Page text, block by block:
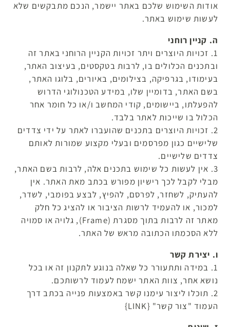
אודות השימוש שלכם באתר יישמר, הנכם מתבקשים שלא
לעשות שימוש באתר.
ה. קניין רוחני
1. זכויות היוצרים ויתר זכויות הקניין הרוחני באתר זה
ובתכנים הכלולים בו, לרבות בטקסטים, בעיצוב האתר,
בעימודו, בגרפיקה, בצילומים, באיורים, בלוגו האתר,
בשם האתר, בדומיין שלו, במידע הטכנולוגי הדרוש
להפעלתו, ביישומים, קודי המחשב ו/או כל חומר אחר
הכלול בו שייכות לאתר בלבד.
2. זכויות היוצרים בתכנים שהועברו לאתר על ידי צדדים
שלישיים כגון מפרסמים ובעלי מקצוע שמורות לאותם
צדדים שלישיים.
3. אין לעשות כל שימוש בתכנים אלה, לרבות בשם האתר,
מבלי לקבל לכך רישיון מפורש בכתב מאת האתר. אין
להעתיק, לשחזר, לפרסם, להפיץ, לבצע בפומבי, לשדר,
למכור, או להעמיד לרשות הציבור או להציג כל חלק
מאתר זה לרבות בתוך מסגרת (Frame), גלויה או סמויה
ללא הסכמתו הכתובה מראש של האתר.
ו. יצירת קשר
1. במידה ותתעורר כל שאלה בנוגע לתקנון זה או בכל
נושא אחר, צוות האתר ישמח לעמוד לרשותכם.
2. תוכלו ליצור עימנו קשר באמצעות פנייה בכתב דרך
העמוד "צור קשר" {LINK}